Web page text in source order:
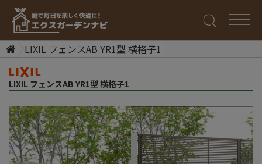
LIXIL フェンスAB YR1型 横格子1
LIXIL フェンスAB YR1型 横格子1